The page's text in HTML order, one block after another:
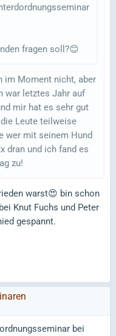
fragen soll?😊
im Moment nicht, aber
war letztes Jahr auf
mir hat es sehr gut
Leute teilweise
wer mit seinem Hund
dran und ich fand es
zu!
warst😍 bin schon
Knut Fuchs und Peter
gespannt.
bei